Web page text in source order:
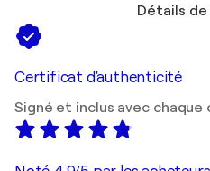
Détails de
Certificat d'authenticité
Signé et inclus avec